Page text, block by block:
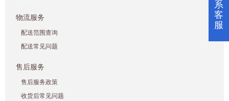
物流服务
配送范围查询
配送常见问题
售后服务
售后服务政策
收货后常见问题
系
客
服